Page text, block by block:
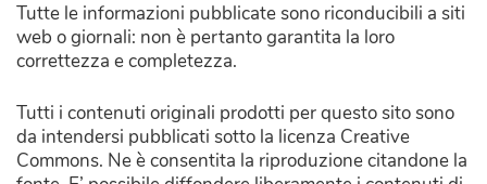
Tutte le informazioni pubblicate sono riconducibili a siti
web o giornali: non è pertanto garantita la loro
correttezza e completezza.
Tutti i contenuti originali prodotti per questo sito sono
da intendersi pubblicati sotto la licenza Creative
Commons. Ne è consentita la riproduzione citandone la